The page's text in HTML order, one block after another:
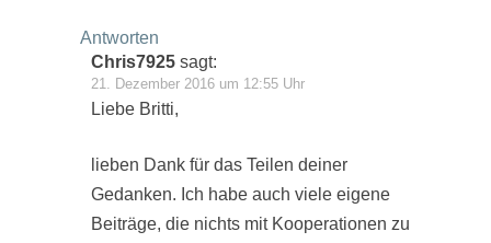
Antworten
Chris7925 sagt:
21. Dezember 2016 um 12:55 Uhr
Liebe Britti,
lieben Dank für das Teilen deiner
Gedanken. Ich habe auch viele eigene
Beiträge, die nichts mit Kooperationen zu